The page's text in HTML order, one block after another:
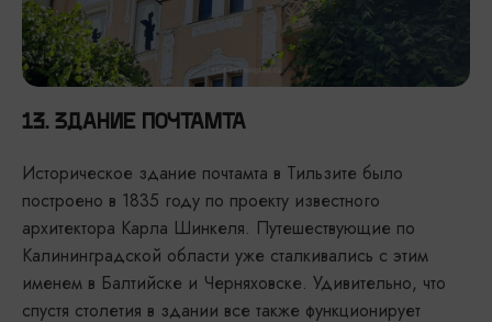
13. ЗДАНИЕ ПОЧТАМТА
Историческое здание почтамта в Тильзите было
построено в 1835 году по проекту известного
архитектора Карла Шинкеля. Путешествующие по
Калининградской области уже сталкивались с этим
именем в Балтийске и Черняховске. Удивительно, что
спустя столетия в здании все также функционирует